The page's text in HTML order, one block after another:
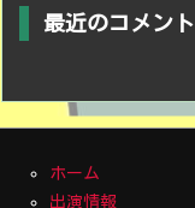
最近のコメント
ホーム
出演情報